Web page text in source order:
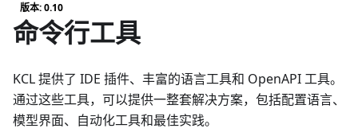
版本: 0.10
命令行工具
KCL 提供了 IDE 插件、丰富的语言工具和 OpenAPI 工具。
通过这些工具，可以提供一整套解决方案，包括配置语言、
模型界面、自动化工具和最佳实践。